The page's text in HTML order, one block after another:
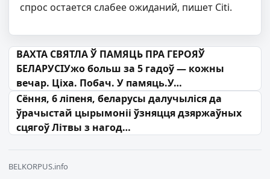
спрос остается слабее ожиданий, пишет Citi.
Навігацыя па запісах
ВАХТА СВЯТЛА Ў ПАМЯЦЬ ПРА ГЕРОЯЎ
БЕЛАРУСІУжо больш за 5 гадоў — кожны
вечар. Ціха. Побач. У памяць.У…
Сёння, 6 ліпеня, беларусы далучыліся да
ўрачыстай цырымоніі ўзняцця дзяржаўных
сцягоў Літвы з нагод…
BELKORPUS.info